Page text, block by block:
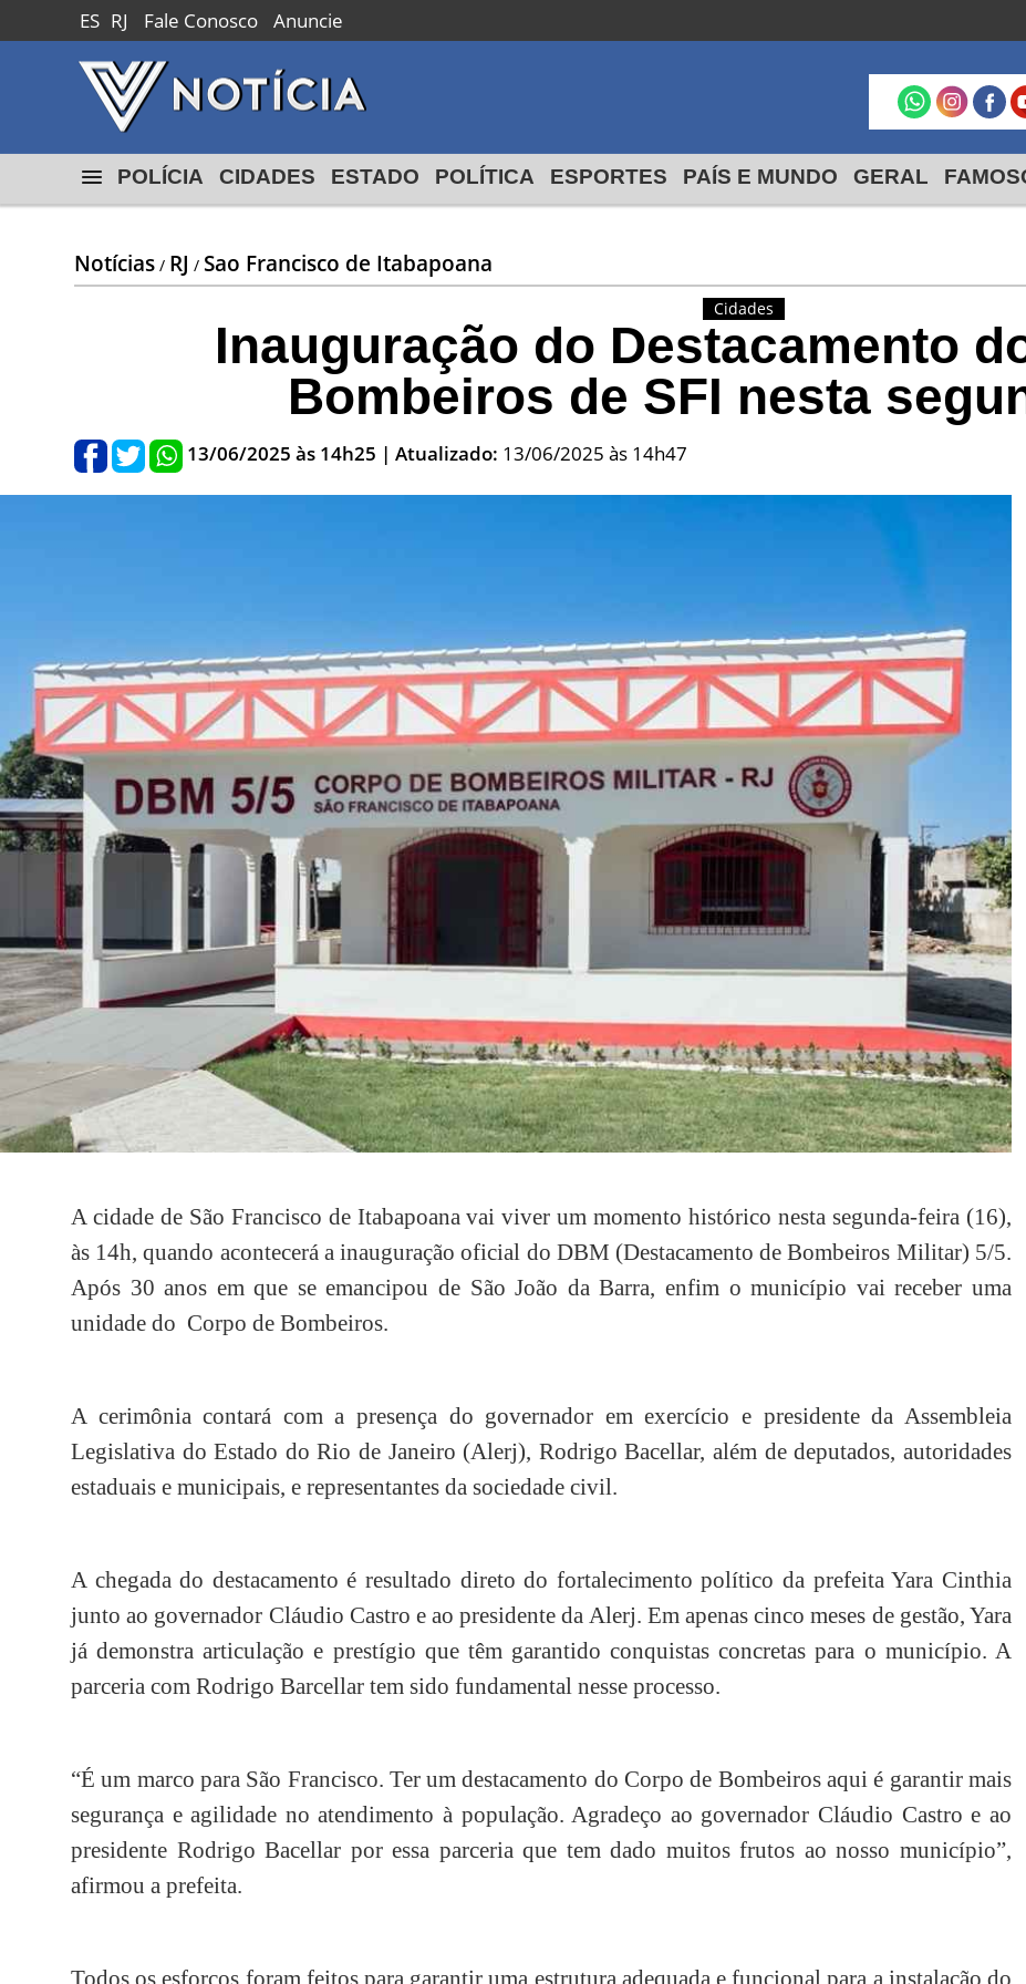
ES RJ Fale Conosco Anuncie
Macaé
24º
max
18º
min
POLÍCIA CIDADES ESTADO POLÍTICA ESPORTES PAÍS E MUNDO GERAL
Notícias / RJ / Sao Francisco de Itabapoana
Cidades
Inauguração do Destacamento
Bombeiros de SFI nesta
13/06/2025 às 14h25 | Atualizado: 13/06/2025 às 14h47
A cidade de São Francisco de Itabapoana vai viver um momento histórico nesta segunda-feira (16),
às 14h, quando acontecerá a inauguração oficial do DBM (Destacamento de Bombeiros Militar) 5/5.
Após 30 anos em que se emancipou de São João da Barra, enfim o município vai receber uma
unidade do Corpo de Bombeiros.
A cerimônia contará com a presença do governador em exercício e presidente da Assembleia
Legislativa do Estado do Rio de Janeiro (Alerj), Rodrigo Bacellar, além de deputados, autoridades
estaduais e municipais, e representantes da sociedade civil.
A chegada do destacamento é resultado direto do fortalecimento político da prefeita Yara Cinthia
junto ao governador Cláudio Castro e ao presidente da Alerj. Em apenas cinco meses de gestão, Yara
já demonstra articulação e prestígio que têm garantido conquistas concretas para o município. A
parceria com Rodrigo Barcellar tem sido fundamental nesse processo.
“É um marco para São Francisco. Ter um destacamento do Corpo de Bombeiros aqui é garantir mais
segurança e agilidade no atendimento à população. Agradeço ao governador Cláudio Castro e ao
presidente Rodrigo Bacellar por essa parceria que tem dado muitos frutos ao nosso município”,
afirmou a prefeita.
Todos os esforços foram feitos para garantir uma estrutura adequada e funcional para a instalação do